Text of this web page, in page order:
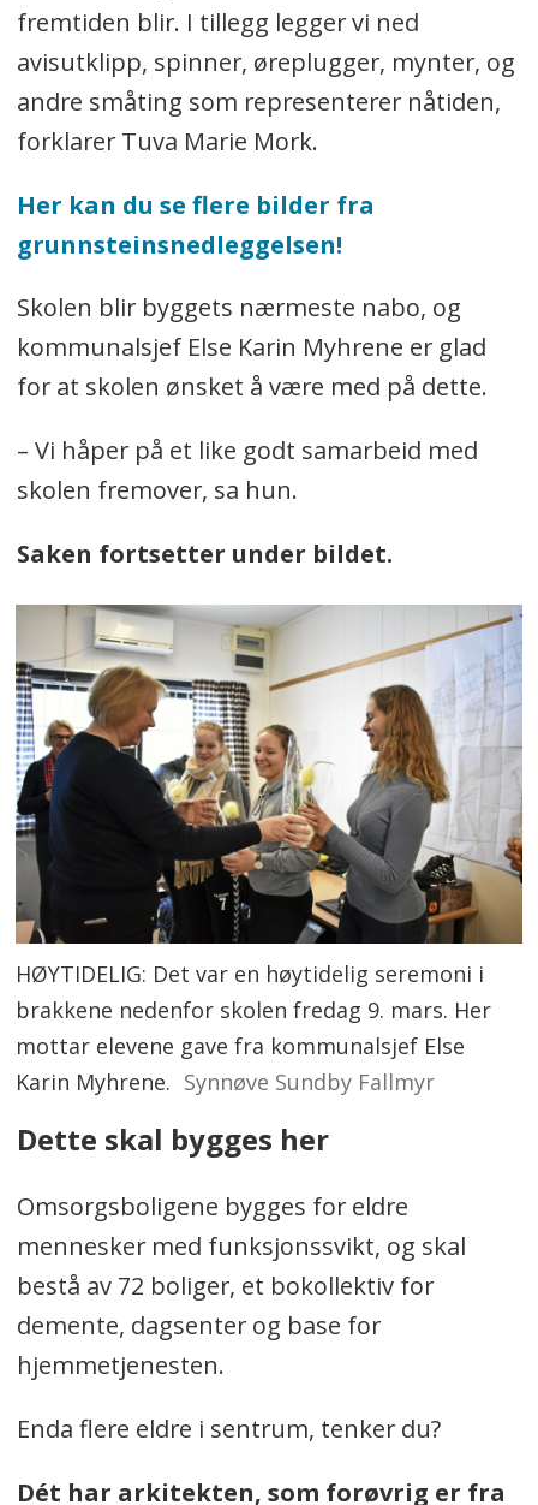
fremtiden blir. I tillegg legger vi ned
avisutklipp, spinner, øreplugger, mynter, og
andre småting som representerer nåtiden,
forklarer Tuva Marie Mork.
Her kan du se flere bilder fra
grunnsteinsnedleggelsen!
Skolen blir byggets nærmeste nabo, og
kommunalsjef Else Karin Myhrene er glad
for at skolen ønsket å være med på dette.
– Vi håper på et like godt samarbeid med
skolen fremover, sa hun.
Saken fortsetter under bildet.
HØYTIDELIG: Det var en høytidelig seremoni i
brakkene nedenfor skolen fredag 9. mars. Her
mottar elevene gave fra kommunalsjef Else
Karin Myhrene. Synnøve Sundby Fallmyr
Dette skal bygges her
Omsorgsboligene bygges for eldre
mennesker med funksjonssvikt, og skal
bestå av 72 boliger, et bokollektiv for
demente, dagsenter og base for
hjemmetjenesten.
Enda flere eldre i sentrum, tenker du?
Dét har arkitekten, som forøvrig er fra